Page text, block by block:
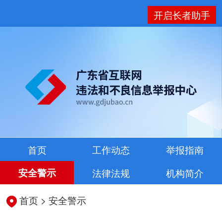
开启长者助手
首页 工作动态
举报指南
安全警示
法律法规 机构简介
首页 >安全警示